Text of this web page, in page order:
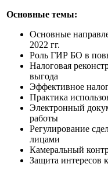
Основные темы:
Основные
2022 гг.
Роль ГИР БО в
Налоговая
выгода
Эффективное
Практика
Электронный
работы
Регулирование
лицами
Камеральный
Защита интересов